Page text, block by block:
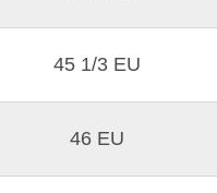
45 1/3 EU
46 EU